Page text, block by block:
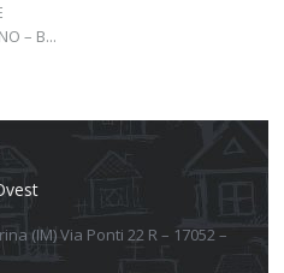
– B...
(IM) Via Ponti 22 R – 17052 –